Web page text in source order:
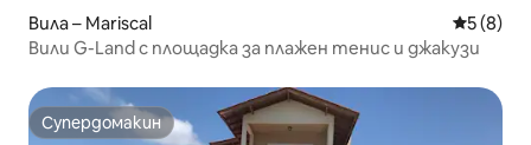
Вила – Mariscal Средна
5 (8)
Вили G-Land с площадка за плажен тенис и джакузи
Супердомакин
Супердомакин